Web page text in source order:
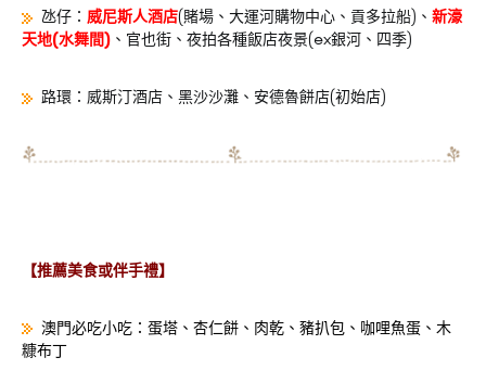
氹仔： 威尼斯人酒店(賭場、大運河購物中心、貢多拉船)、 新濠
天地(水舞間) 、官也街、夜拍各種飯店夜景(ex銀河、四季)
路環：威斯汀酒店、黑沙沙灘、安德魯餅店(初始店)
【推薦美食或伴手禮】
澳門必吃小吃：蛋塔、杏仁餅、肉乾、豬扒包、咖哩魚蛋、木
糠布丁